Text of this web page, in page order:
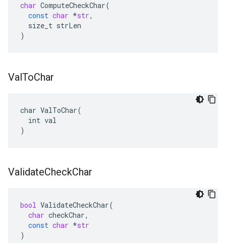
char ComputeCheckChar(
const char *str,
size_t strLen
)
ValToChar
char ValToChar(
  int val
)
ValidateCheckChar
bool ValidateCheckChar(
char checkChar,
const char *str
)